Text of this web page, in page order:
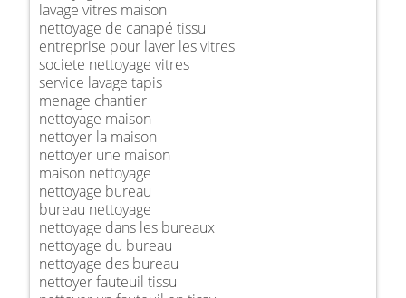
lavage vitres maison
nettoyage de canapé tissu
entreprise pour laver les vitres
societe nettoyage vitres
service lavage tapis
menage chantier
nettoyage maison
nettoyer la maison
nettoyer une maison
maison nettoyage
nettoyage bureau
bureau nettoyage
nettoyage dans les bureaux
nettoyage du bureau
nettoyage des bureau
nettoyer fauteuil tissu